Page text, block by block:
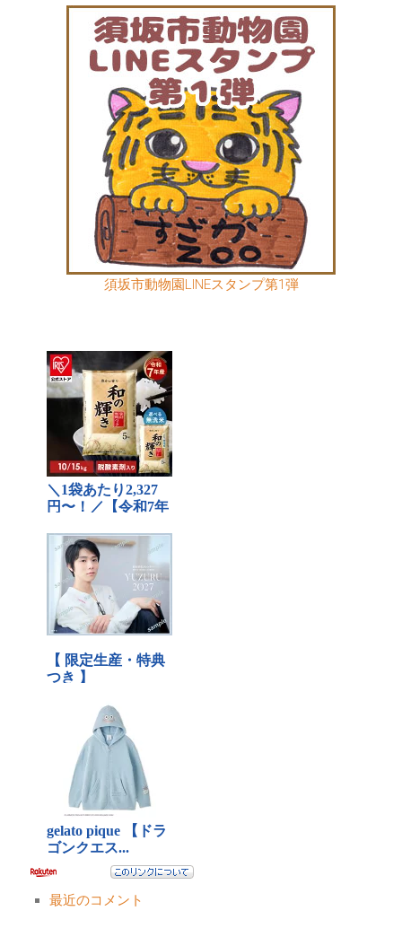
須坂市動物園LINEスタンプ第1弾
最近のコメント